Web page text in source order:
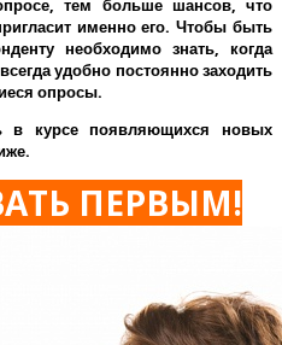
тем больше шансов, что
именно его.Чтобы быть
необходимо знать, когда
удобно постоянно заходить
опросы.
в курсе появляющихся новых
ПЕРВЫМ!